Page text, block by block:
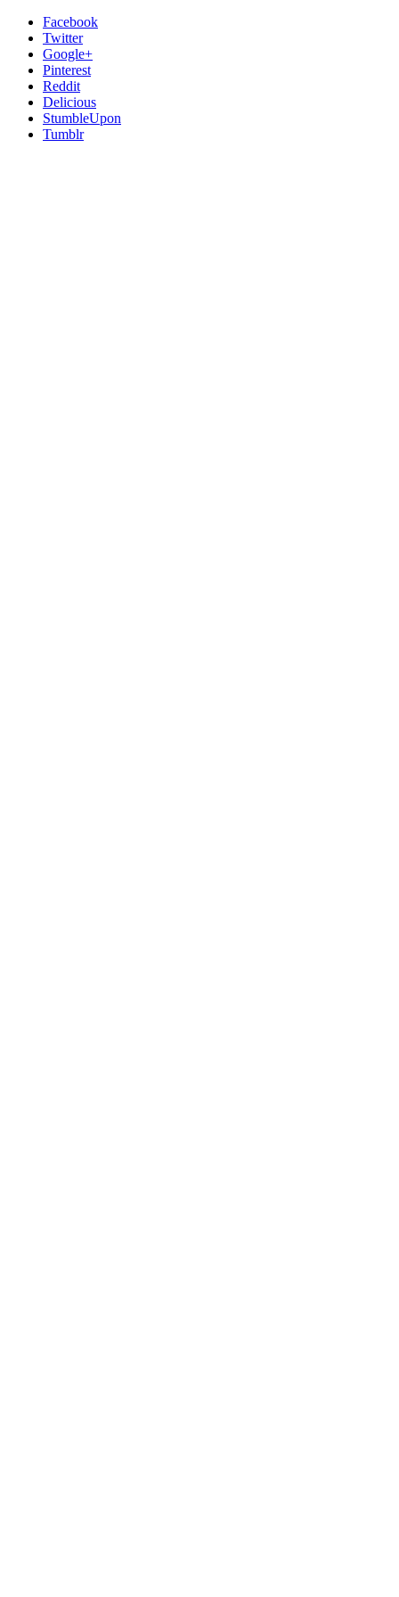
Facebook
Twitter
Google+
Pinterest
Reddit
Delicious
StumbleUpon
Tumblr